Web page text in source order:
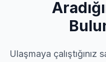
Ulaşmaya çalıştığınız